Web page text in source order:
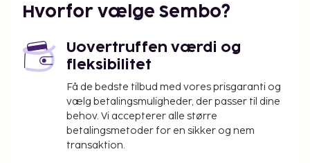
Hvorfor vælge Sembo?
Uovertruffen værdi og
fleksibilitet
Få de bedste tilbud med vores prisgaranti og
vælg betalingsmuligheder, der passer til dine
behov. Vi accepterer alle større
betalingsmetoder for en sikker og nem
transaktion.